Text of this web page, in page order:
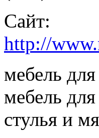
Сайт:
http://
мебель
мебель
стулья и